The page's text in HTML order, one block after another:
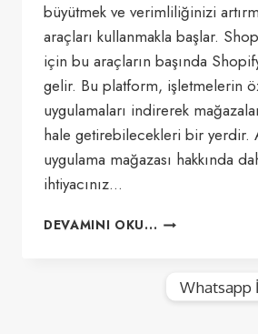
büyütmek ve verimliliğinizi
araçları kullanmakla başlar.
için bu araçların başında
gelir. Bu platform, işletmelerin
uygulamaları indirerek
hale getirebilecekleri bir yerdir.
uygulama mağazası hakkında
ihtiyacınız…
DEVAMINI OKU... SHOPIFY
NEDIR?
Whatsapp